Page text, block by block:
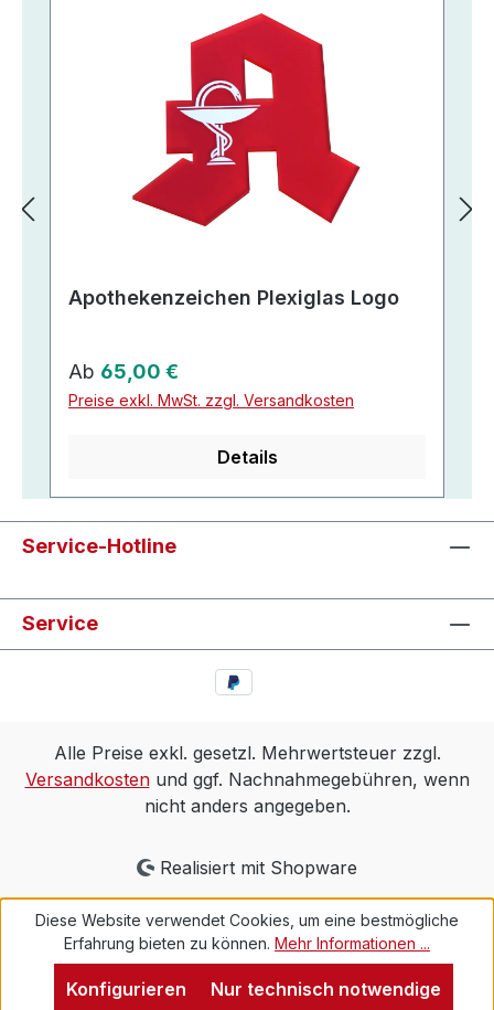
Apothekenzeichen Plexiglas Logo
Regulärer Preis:
Ab 65,00 €
Preise exkl. MwSt. zzgl. Versandkosten
Details
Service-Hotline
Service
Alle Preise exkl. gesetzl. Mehrwertsteuer zzgl.
Versandkostenund ggf. Nachnahmegebühren, wenn
nicht anders angegeben.
Realisiert mit Shopware
Diese Website verwendet Cookies, um eine bestmögliche
Erfahrung bieten zu können. Mehr Informationen ...
Nur technisch notwendige
Konfigurieren